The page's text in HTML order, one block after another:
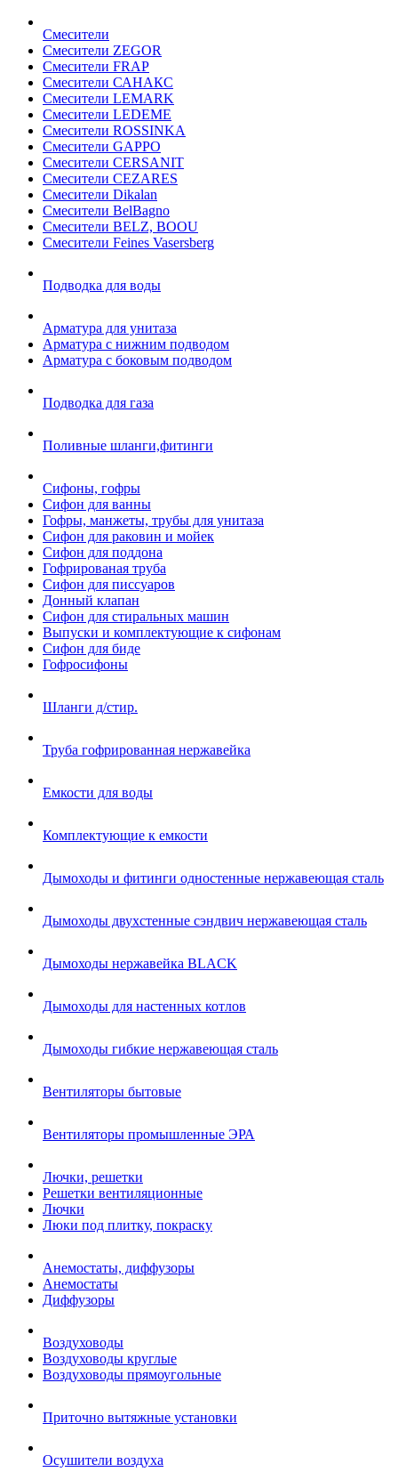
Смесители
Смесители ZEGOR
Смесители FRAP
Смесители САНАКС
Смесители LEMARK
Смесители LEDEME
Смесители ROSSINKA
Смесители GAPPO
Смесители CERSANIT
Смесители CEZARES
Смесители Dikalan
Смесители BelBagno
Смесители BELZ, BOOU
Смесители Feines Vasersberg
Подводка для воды
Арматура для унитаза
Арматура с нижним подводом
Арматура с боковым подводом
Подводка для газа
Поливные шланги,фитинги
Сифоны, гофры
Сифон для ванны
Гофры, манжеты, трубы для унитаза
Сифон для раковин и мойек
Сифон для поддона
Гофрированая труба
Сифон для писсуаров
Донный клапан
Сифон для стиральных машин
Выпуски и комплектующие к сифонам
Сифон для биде
Гофросифоны
Шланги д/стир.
Труба гофрированная нержавейка
Емкости для воды
Комплектующие к емкости
Дымоходы и фитинги одностенные нержавеющая сталь
Дымоходы двухстенные сэндвич нержавеющая сталь
Дымоходы нержавейка BLACK
Дымоходы для настенных котлов
Дымоходы гибкие нержавеющая сталь
Вентиляторы бытовые
Вентиляторы промышленные ЭРА
Лючки, решетки
Решетки вентиляционные
Лючки
Люки под плитку, покраску
Анемостаты, диффузоры
Анемостаты
Диффузоры
Воздуховоды
Воздуховоды круглые
Воздуховоды прямоугольные
Приточно вытяжные установки
Осушители воздуха